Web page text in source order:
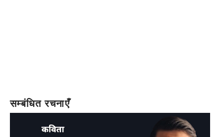
सम्बंधित रचनाएँ